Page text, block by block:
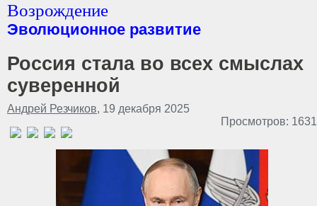
Возрождение
Эволюционное развитие
Россия стала во всех смыслах
суверенной
Андрей Резчиков, 19 декабря 2025
Просмотров: 1631